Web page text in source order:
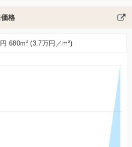
格
680m² (3.7万円／m²)